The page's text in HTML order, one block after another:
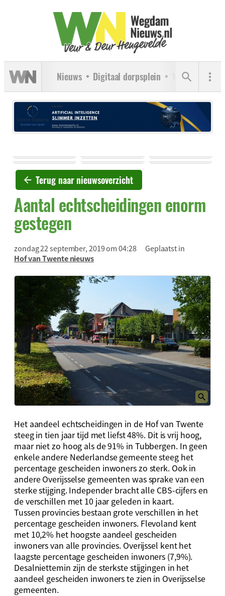
Nieuws Digitaal dorpsplein Verenigingen
Terug naar nieuwsoverzicht
Aantal echtscheidingen enorm
gestegen
zondag 22 september, 2019 om 04:28
Geplaatst in
Hof van Twente nieuws
Het aandeel echtscheidingen in de Hof van Twente
steeg in tien jaar tijd met liefst 48%. Dit is vrij hoog,
maar niet zo hoog als de 91% in Tubbergen. In geen
enkele andere Nederlandse gemeente steeg het
percentage gescheiden inwoners zo sterk. Ook in
andere Overijsselse gemeenten was sprake van een
sterke stijging. Independer bracht alle CBS-cijfers en
de verschillen met 10 jaar geleden in kaart.
Tussen provincies bestaan grote verschillen in het
percentage gescheiden inwoners. Flevoland kent
met 10,2% het hoogste aandeel gescheiden
inwoners van alle provincies. Overijssel kent het
laagste percentage gescheiden inwoners (7,9%).
Desalniettemin zijn de sterkste stijgingen in het
aandeel gescheiden inwoners te zien in Overijsselse
gemeenten.